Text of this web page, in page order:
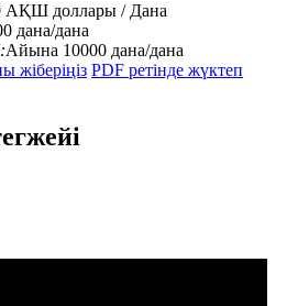
АҚШ доллары / Дана
дана/дана
Айына 10000 дана/дана
жіберіңіз PDF ретінде жүктеп